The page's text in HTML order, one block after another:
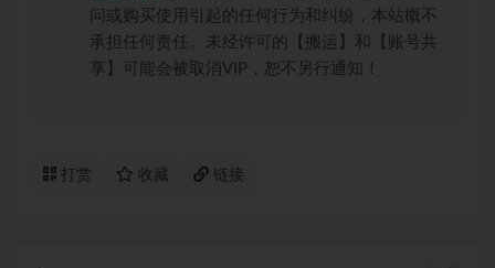
问或购买使用引起的任何行为和纠纷，本站概不
承担任何责任。未经许可的【搬运】和【账号共
享】可能会被取消VIP，恕不另行通知！
打赏 收藏 链接